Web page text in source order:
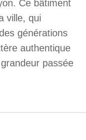
Ce bâtiment
ville, qui
générations
authentique
passée